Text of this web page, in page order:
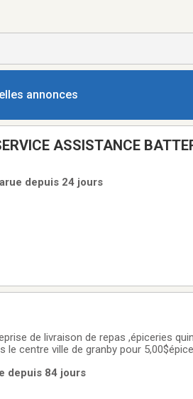
annonces
ASSISTANCE
depuis 24 jours
de livraison de repas ,épiceries
le centre ville de granby pour
depuis 84 jours